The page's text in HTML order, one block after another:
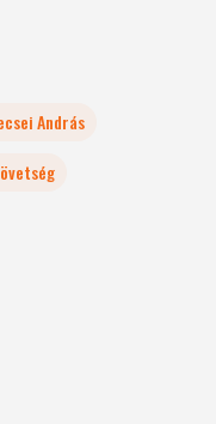
András